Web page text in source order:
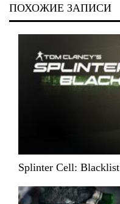
ПОХОЖИЕ ЗАПИСИ
Splinter Cell: Blacklist